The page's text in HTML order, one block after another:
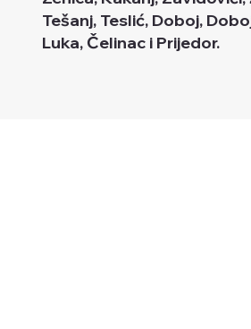
Tešanj, Teslić, Doboj,
Luka, Čelinac i Prijedor.